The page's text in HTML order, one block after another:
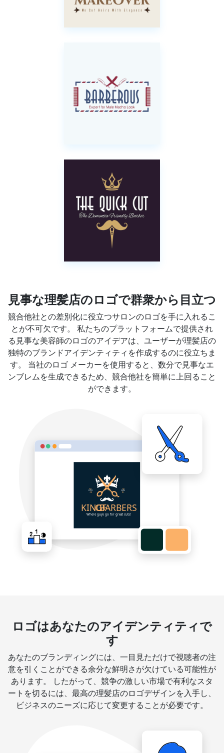
見事な理髪店のロゴで群衆から目立つ
競合他社との差別化に役立つサロンのロゴを手に入れるこ
とが不可欠です。 私たちのプラットフォームで提供され
る見事な美容師のロゴのアイデアは、ユーザーが理髪店の
独特のブランドアイデンティティを作成するのに役立ちま
す。 当社のロゴ メーカーを使用すると、数分で見事なエ
ンブレムを生成できるため、競合他社を簡単に上回ること
ができます。
ロゴはあなたのアイデンティティで
す
あなたのブランディングには、一目見ただけで視聴者の注
意を引くことができる余分な鮮明さが欠けている可能性が
あります。 したがって、競争の激しい市場で有利なスタ
ートを切るには、最高の理髪店のロゴデザインを入手し、
ビジネスのニーズに応じて変更することが必要です。